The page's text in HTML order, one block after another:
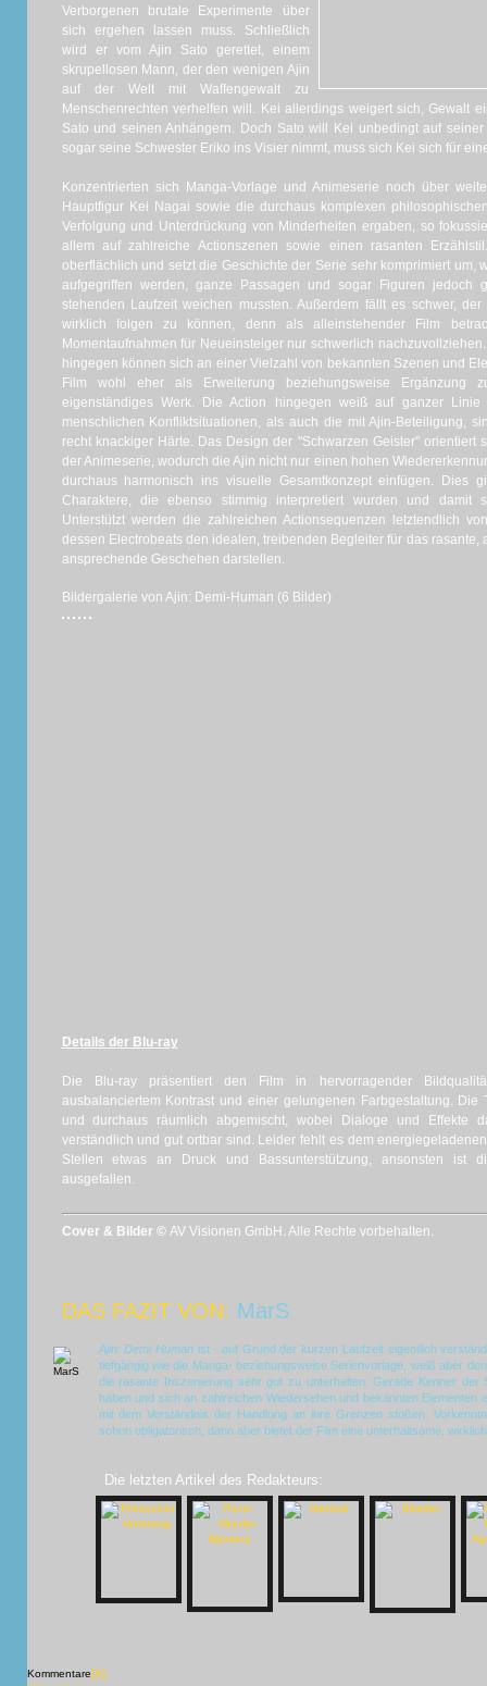
Verborgenen brutale Experimente über
sich ergehen lassen muss. Schließlich
wird er vom Ajin Sato gerettet, einem
skrupellosen Mann, der den wenigen Ajin
auf der Welt mit Waffengewalt zu
Menschenrechten verhelfen will. Kei allerdings weigert sich, Gewalt
Sato und seinen Anhängern. Doch Sato will Kei unbedingt auf
sogar seine Schwester Eriko ins Visier nimmt, muss sich Kei sich für
Konzentrierten sich Manga-Vorlage und Animeserie noch über
Hauptfigur Kei Nagai sowie die durchaus komplexen
Verfolgung und Unterdrückung von Minderheiten ergaben, so
allem auf zahlreiche Actionszenen sowie einen rasanten
oberflächlich und setzt die Geschichte der Serie sehr komprimiert um,
aufgegriffen werden, ganze Passagen und sogar Figuren jedoch
stehenden Laufzeit weichen mussten. Außerdem fällt es schwer,
wirklich folgen zu können, denn als alleinstehender Film
Momentaufnahmen für Neueinsteiger nur schwerlich
hingegen können sich an einer Vielzahl von bekannten Szenen und
Film wohl eher als Erweiterung beziehungsweise Ergänzung
eigenständiges Werk. Die Action hingegen weiß auf ganzer
menschlichen Konfliktsituationen, als auch die mit Ajin-Beteiligung,
recht knackiger Härte. Das Design der "Schwarzen Geister" orientiert
der Animeserie, wodurch die Ajin nicht nur einen hohen
durchaus harmonisch ins visuelle Gesamtkonzept einfügen. Dies
Charaktere, die ebenso stimmig interpretiert wurden und damit
Unterstützt werden die zahlreichen Actionsequenzen letztendlich
dessen Electrobeats den idealen, treibenden Begleiter für das rasante,
ansprechende Geschehen darstellen.
Bildergalerie von Ajin: Demi-Human (6 Bilder)
Details der Blu-ray
Die Blu-ray präsentiert den Film in hervorragender
ausbalanciertem Kontrast und einer gelungenen Farbgestaltung.
und durchaus räumlich abgemischt, wobei Dialoge und Effekte
verständlich und gut ortbar sind. Leider fehlt es dem
Stellen etwas an Druck und Bassunterstützung, ansonsten ist
ausgefallen.
Cover & Bilder © AV Visionen GmbH. Alle Rechte vorbehalten.
DAS FAZIT VON: MarS
Ajin: Demi Humanist - auf Grund der kurzen Laufzeit eigentlich
tiefgängig wie die Manga- beziehungsweise Serienvorlage, weiß aber
die rasante Inszenierung sehr gut zu unterhalten. Gerade Kenner der
haben und sich an zahlreichen Wiedersehen und bekannten Elementen
mit dem Verständnis der Handlung an ihre Grenzen stoßen.
schon obligatorisch, dann aber bietet der Film eine unterhaltsame,
Die letzten Artikel des Redakteurs:
Kommentare[X]